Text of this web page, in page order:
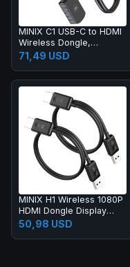
MINIX C1 USB-C to HDMI
Wireless Dongle,
165ft/50m Transmission,
Plug and Play,
15
71,49 USD
MINIX H1 Wireless 1080P
HDMI Dongle Display
Adapter, 165ft
Transmission
50,98 USD